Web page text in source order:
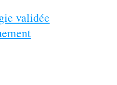
validée